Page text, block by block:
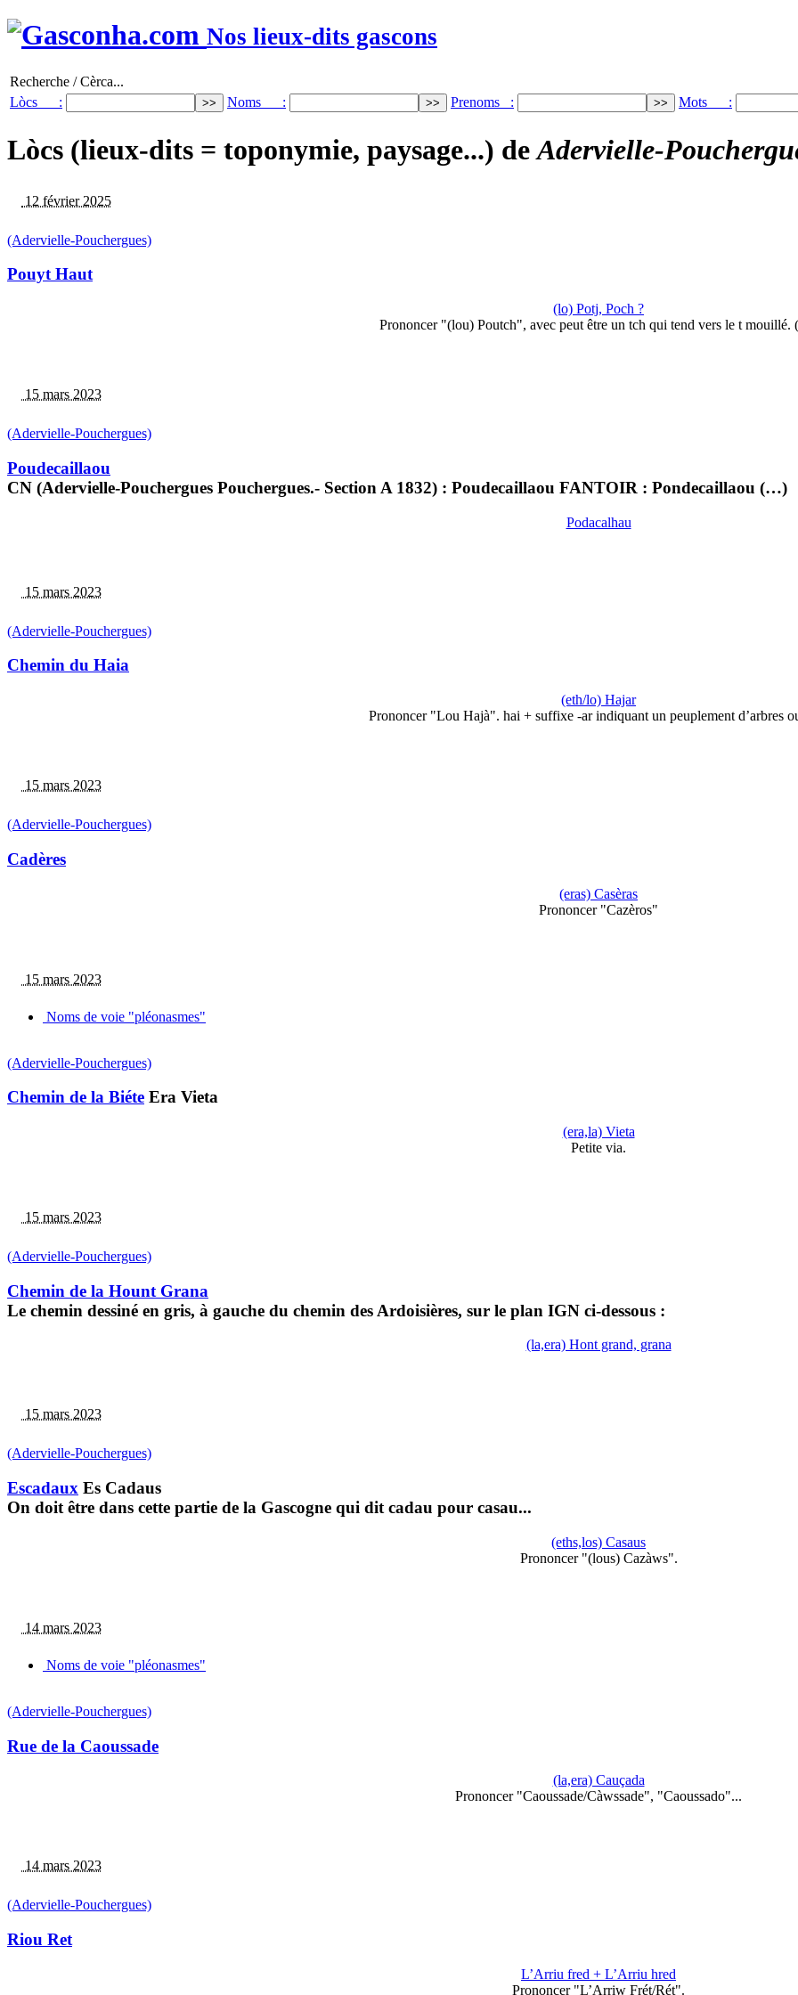
Nos lieux-dits gascons
Recherche / Cèrca...
Lòcs :
Noms : Prenoms : Mots :
Lòcs (lieux-dits = toponymie, paysage...) deAdervielle-
12 février 2025
(Adervielle-Pouchergues)
Pouyt Haut
(lo) Potj, Poch ?
Prononcer "(lou) Poutch", avec peut être un tch qui tend vers le t
15 mars 2023
(Adervielle-Pouchergues)
Poudecaillaou
CN (Adervielle-Pouchergues Pouchergues.- Section A 1832) : Poudecaillaou FANTOIR : Pondecaillaou (…)
Podacalhau
15 mars 2023
(Adervielle-Pouchergues)
Chemin du Haia
(eth/lo) Hajar
Prononcer "Lou Hajà". hai + suffixe -ar indiquant un peuplement d’arbres
15 mars 2023
(Adervielle-Pouchergues)
Cadères
(eras) Casèras
Prononcer "Cazèros"
15 mars 2023
Noms de voie "pléonasmes"
(Adervielle-Pouchergues)
Chemin de la Biéte Era Vieta
(era,la) Vieta
Petite via.
15 mars 2023
(Adervielle-Pouchergues)
Chemin de la Hount Grana
Le chemin dessiné en gris, à gauche du chemin des Ardoisières, sur le plan IGN ci-dessous :
(la,era) Hont grand, grana
15 mars 2023
(Adervielle-Pouchergues)
Escadaux Es Cadaus
On doit être dans cette partie de la Gascogne qui dit cadau pour casau...
(eths,los) Casaus
Prononcer "(lous) Cazàws".
14 mars 2023
Noms de voie "pléonasmes"
(Adervielle-Pouchergues)
Rue de la Caoussade
(la,era) Cauçada
Prononcer "Caoussade/Càwssade", "Caoussado"...
14 mars 2023
(Adervielle-Pouchergues)
Riou Ret
L’Arriu fred + L’Arriu hred
Prononcer "L’Arriw Frét/Rét".